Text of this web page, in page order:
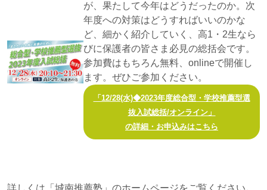
が、果たして今年はどうだったのか。次
年度への対策はどうすればいいのかな
ど、細かく紹介していく、高1・2生なら
びに保護者の皆さま必見の総括会です。
参加費はもちろん無料、onlineで開催し
ます。ぜひご参加ください。
「12/28(水)◆2023年度総合型・学校推薦型選
抜入試総括/オンライン」
の詳細・お申込みはこちら